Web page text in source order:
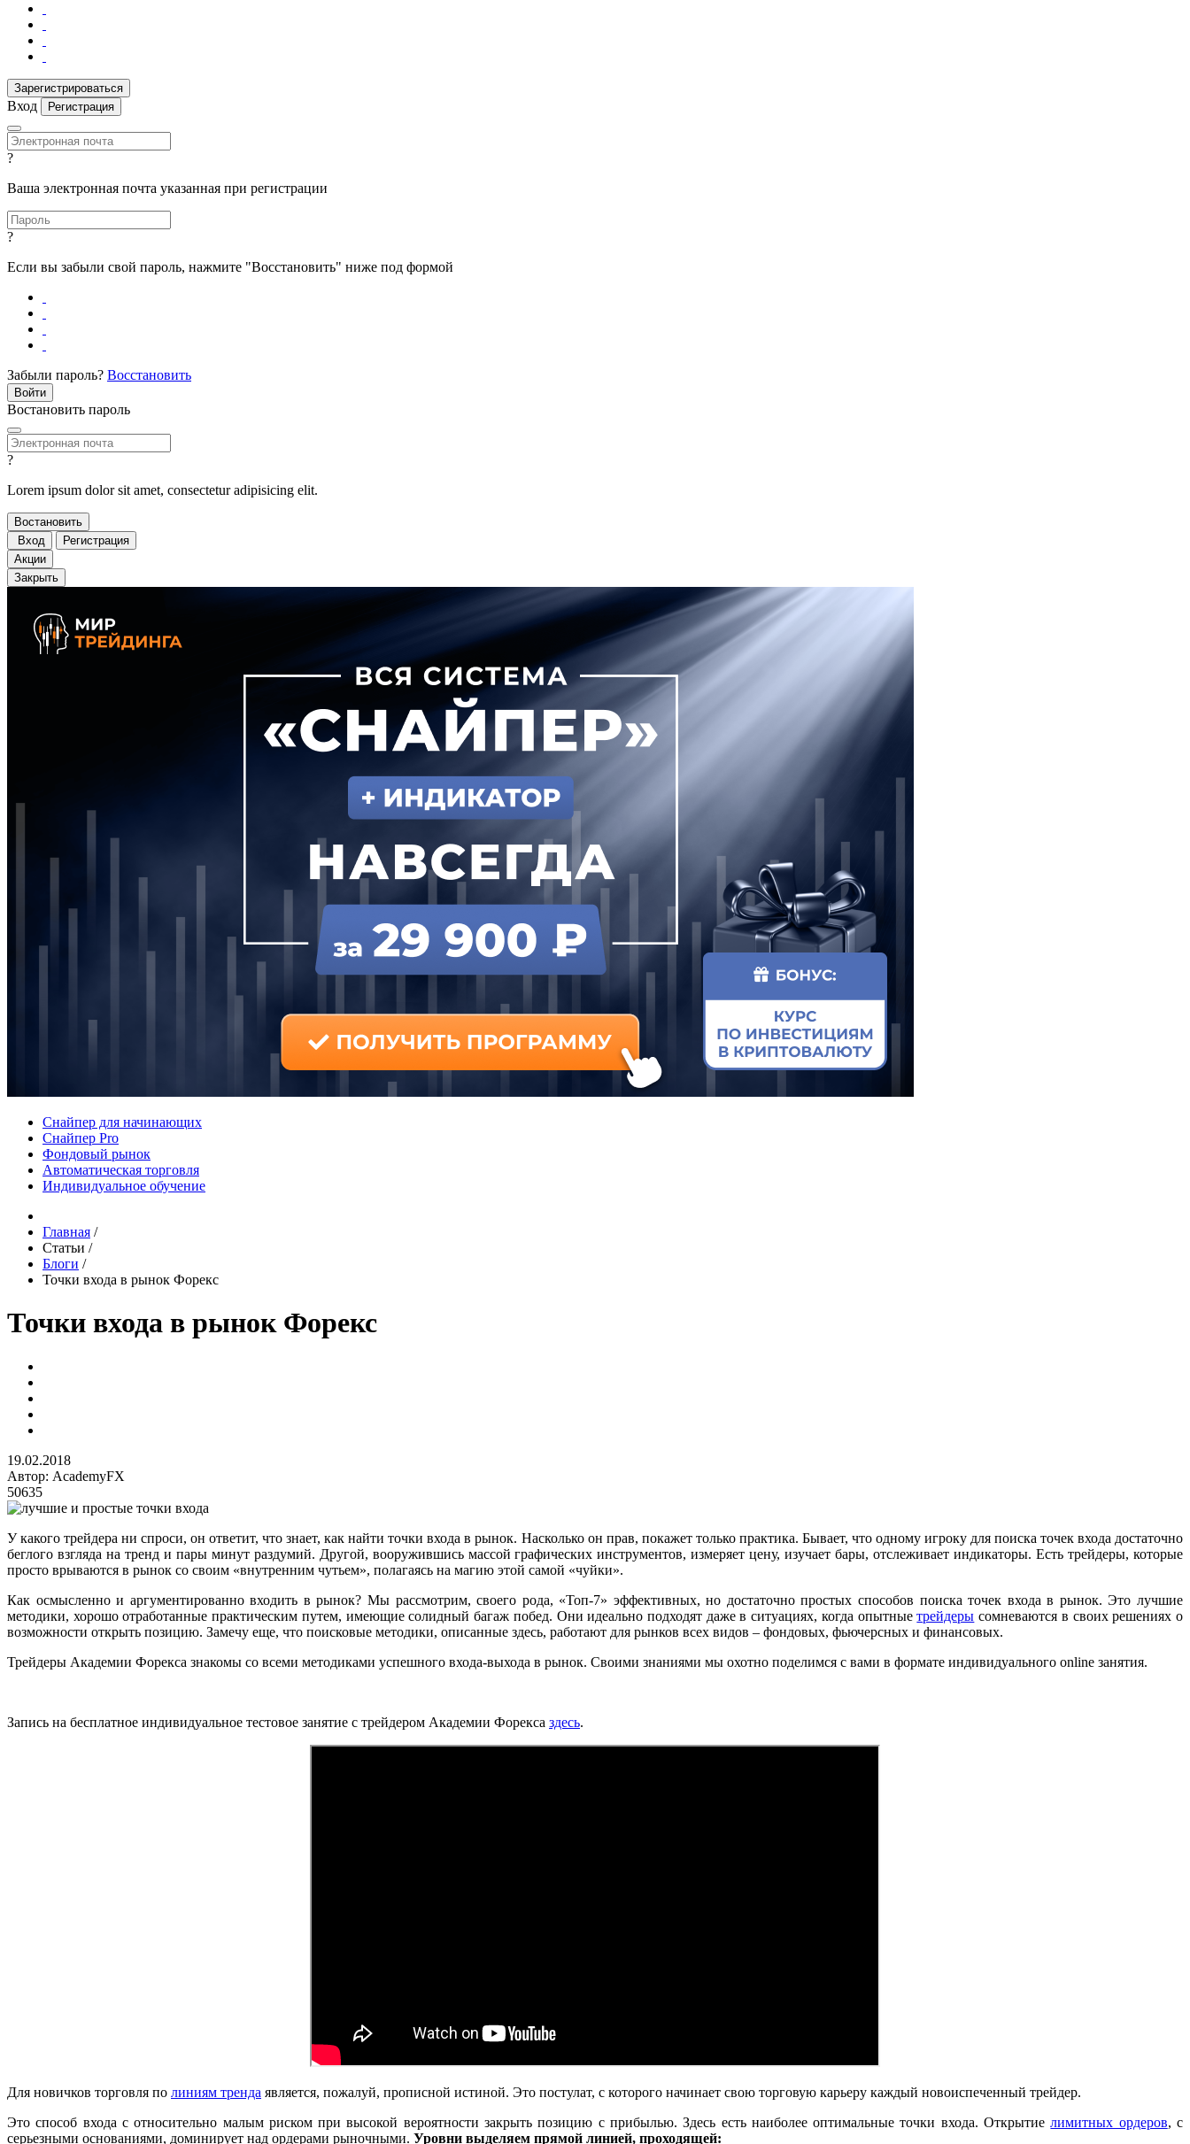
Вход Регистрация
?
Ваша электронная почта указанная при регистрации
?
Если вы забыли свой пароль, нажмите "Восстановить" ниже под формой
Забыли пароль? Восстановить
Востановить пароль
?
Lorem ipsum dolor sit amet, consectetur adipisicing elit.
Вход
Регистрация
Акции
Закрыть
Снайпер для начинающих
Снайпер Pro
Фондовый рынок
Автоматическая торговля
Индивидуальное обучение
Главная /
Статьи /
Блоги /
Точки входа в рынок Форекс
Точки входа в рынок Форекс
19.02.2018
Автор: AcademyFX
50635
У какого трейдера ни спроси, он ответит, что знает, как найти точки входа в рынок. Насколько он прав, покажет только практика. Бывает, что одному игроку для поиска точек входа достаточно
беглого взгляда на тренд и пары минут раздумий. Другой, вооружившись массой графических инструментов, измеряет цену, изучает бары, отслеживает индикаторы. Есть трейдеры, которые
просто врываются в рынок со своим «внутренним чутьем», полагаясь на магию этой самой «чуйки».
Как осмысленно и аргументированно входить в рынок? Мы рассмотрим, своего рода, «Топ-7» эффективных, но достаточно простых способов поиска точек входа в рынок. Это лучшие
методики, хорошо отработанные практическим путем, имеющие солидный багаж побед. Они идеально подходят даже в ситуациях, когда опытныетрейдеры сомневаются в своих решениях о
возможности открыть позицию. Замечу еще, что поисковые методики, описанные здесь, работают для рынков всех видов – фондовых, фьючерсных и финансовых.
Трейдеры Академии Форекса знакомы со всеми методиками успешного входа-выхода в рынок. Своими знаниями мы охотно поделимся с вами в формате индивидуального online занятия.
Запись на бесплатное индивидуальное тестовое занятие с трейдером Академии Форекса здесь.
Для новичков торговля по линиям тренда является, пожалуй, прописной истиной. Это постулат, с которого начинает свою торговую карьеру каждый новоиспеченный трейдер.
Это способ входа с относительно малым риском при высокой вероятности закрыть позицию с прибылью. Здесь есть наиболее оптимальные точки входа. Открытиелимитных ордеров, с
серьезными основаниями, доминирует над ордерами рыночными. Уровни выделяем прямой линией, проходящей: